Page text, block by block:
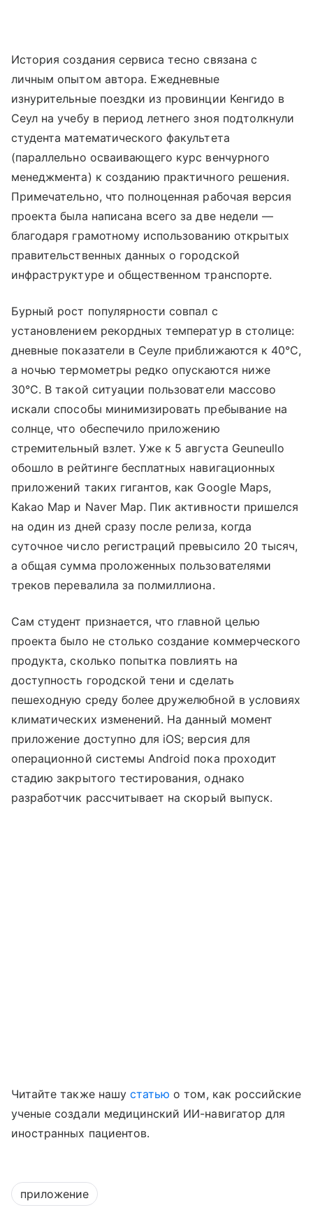
История создания сервиса тесно связана с
личным опытом автора. Ежедневные
изнурительные поездки из провинции Кенгидо в
Сеул на учебу в период летнего зноя подтолкнули
студента математического факультета
(параллельно осваивающего курс венчурного
менеджмента) к созданию практичного решения.
Примечательно, что полноценная рабочая версия
проекта была написана всего за две недели —
благодаря грамотному использованию открытых
правительственных данных о городской
инфраструктуре и общественном транспорте.
Бурный рост популярности совпал с
установлением рекордных температур в столице:
дневные показатели в Сеуле приближаются к 40°C,
а ночью термометры редко опускаются ниже
30°C. В такой ситуации пользователи массово
искали способы минимизировать пребывание на
солнце, что обеспечило приложению
стремительный взлет. Уже к 5 августа Geuneullo
обошло в рейтинге бесплатных навигационных
приложений таких гигантов, как Google Maps,
Kakao Map и Naver Map. Пик активности пришелся
на один из дней сразу после релиза, когда
суточное число регистраций превысило 20 тысяч,
а общая сумма проложенных пользователями
треков перевалила за полмиллиона.
Сам студент признается, что главной целью
проекта было не столько создание коммерческого
продукта, сколько попытка повлиять на
доступность городской тени и сделать
пешеходную среду более дружелюбной в условиях
климатических изменений. На данный момент
приложение доступно для iOS; версия для
операционной системы Android пока проходит
стадию закрытого тестирования, однако
разработчик рассчитывает на скорый выпуск.
Читайте также нашу статью о том, как российские
ученые создали медицинский ИИ-навигатор для
иностранных пациентов.
приложение